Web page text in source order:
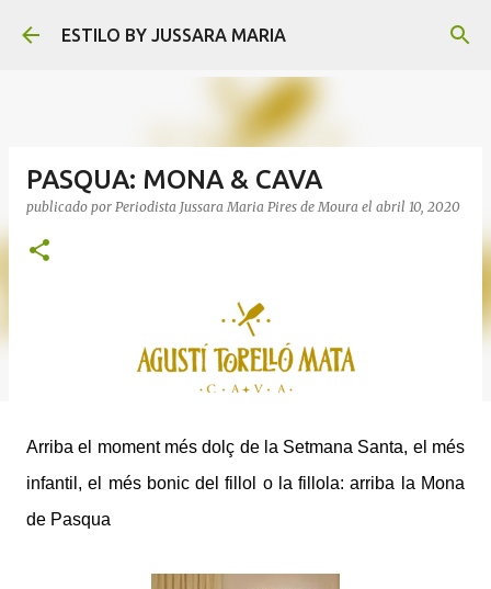
Ir al contenido principal
ESTILO BY JUSSARA MARIA
PASQUA: MONA & CAVA
publicado por Periodista Jussara Maria Pires de Moura el abril 10, 2020
Arriba el moment més dolç de la Setmana Santa, el més
infantil, el més bonic del fillol o la fillola: arriba la Mona
de Pasqua